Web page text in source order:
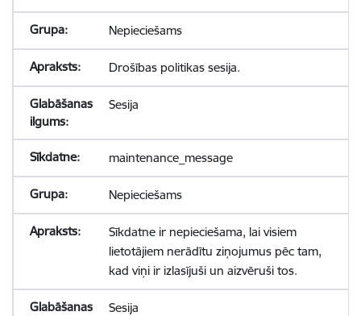
Nepieciešams
Drošības politikas sesija.
Sesija
maintenance_message
Nepieciešams
Sīkdatne ir nepieciešama, lai visiem
lietotājiem nerādītu ziņojumus pēc tam,
kad viņi ir izlasījuši un aizvēruši tos.
Sesija